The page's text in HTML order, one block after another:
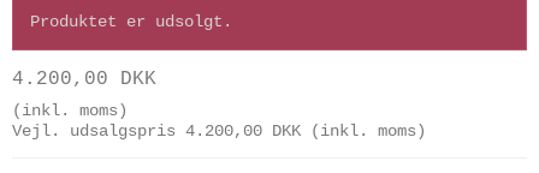
Produktet er udsolgt.
4.200,00 DKK
(inkl. moms)
Vejl. udsalgspris 4.200,00 DKK
(inkl. moms)